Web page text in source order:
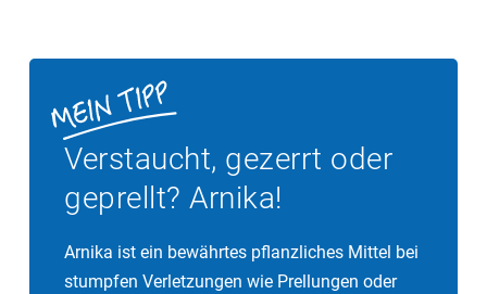
Verstaucht, gezerrt oder
geprellt? Arnika!
Arnika ist ein bewährtes pflanzliches Mittel bei
stumpfen Verletzungen wie Prellungen oder